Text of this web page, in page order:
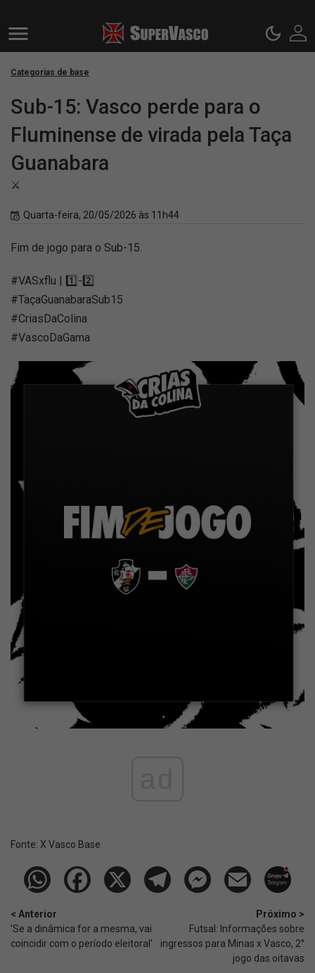
Categorias de base
Sub-15: Vasco perde para o
Fluminense de virada pela Taça
Guanabara
⚔️
Quarta-feira, 20/05/2026 às 11h44
Fim de jogo para o Sub-15.
#VASxflu | 1️⃣-2️⃣
#TaçaGuanabaraSub15
#CriasDaColina
#VascoDaGama
Fonte: X Vasco Base
< Anterior
'Se a dinâmica for a mesma, vai
coincidir com o período eleitoral'
Próximo >
Futsal: Informações sobre
ingressos para Minas x Vasco, 2°
jogo das oitavas